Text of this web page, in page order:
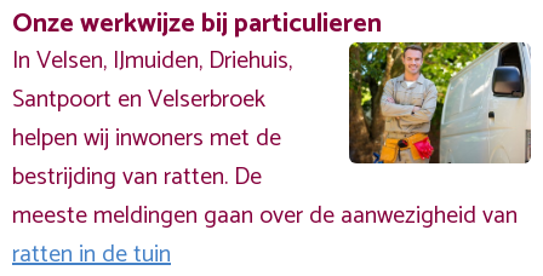
Onze werkwijze bij particulieren
In Velsen, IJmuiden, Driehuis,
Santpoort en Velserbroek
helpen wij inwoners met de
bestrijding van ratten. De
meeste meldingen gaan over de aanwezigheid van
ratten in de tuin